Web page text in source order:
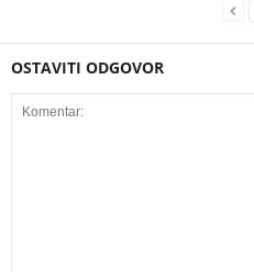
OSTAVITI ODGOVOR